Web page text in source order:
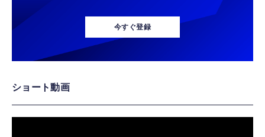
今すぐ登録
ショート動画